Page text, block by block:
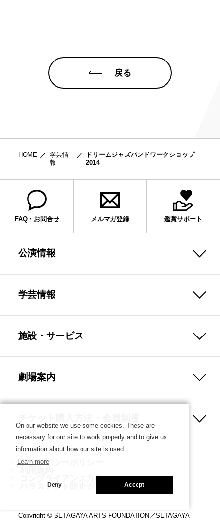
戻る
HOME
学芸情
報
ドリームジャズバンドワークショップ
2014
FAQ・お問合せ メルマガ登録 鑑賞サポート
公演情報
学芸情報
施設・サービス
劇場案内
プライバシーポリシー
コンプライアンス方針
ハラスメント防止ガイドライン
Copyright © SETAGAYA ARTS FOUNDATION／SETAGAYA
On our website we use some cookies. These are
necessary for our site to work properly and to give us
information about how our site is used.
Learn more
Deny Accept